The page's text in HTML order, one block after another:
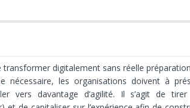
digitalement sans réelle
nécessaire, les organisations doivent à
vers davantage d’agilité. Il s’agit de